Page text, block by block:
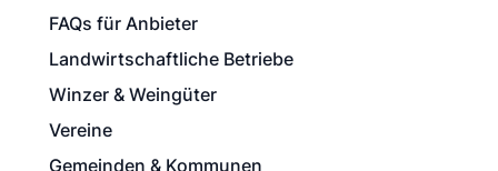
FAQs für Anbieter
Landwirtschaftliche Betriebe
Winzer & Weingüter
Vereine
Gemeinden & Kommunen